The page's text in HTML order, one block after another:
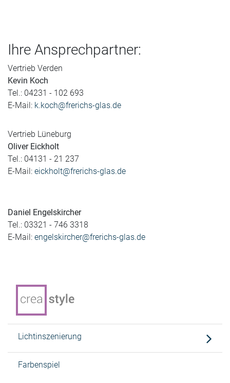
Lichtinszenierung
Farbenspiel
Ihre Ansprechpartner:
Vertrieb Verden
Kevin Koch
Tel.: 04231 - 102 693
E-Mail: k.koch@frerichs-glas.de
Vertrieb Lüneburg
Oliver Eickholt
Tel.: 04131 - 21 237
E-Mail: eickholt@frerichs-glas.de
Daniel Engelskircher
Tel.: 03321 - 746 3318
E-Mail: engelskircher@frerichs-glas.de